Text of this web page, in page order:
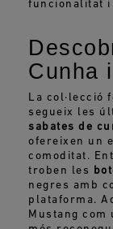
funcionalitat i
Cunha
La col·lecció
segueix les
sabates de
ofereixen un
comoditat.
troben les
negres amb
plataforma.
Mustang com